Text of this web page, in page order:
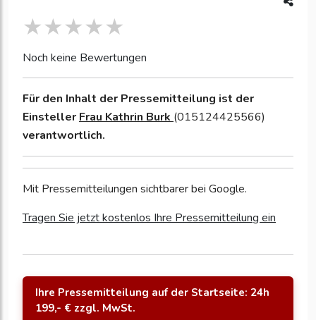
Noch keine Bewertungen
Für den Inhalt der Pressemitteilung ist der
Einsteller Frau Kathrin Burk (015124425566)
verantwortlich.
Mit Pressemitteilungen sichtbarer bei Google.
Tragen Sie jetzt kostenlos Ihre Pressemitteilung ein
Ihre Pressemitteilung auf der Startseite: 24h
199,- € zzgl. MwSt.